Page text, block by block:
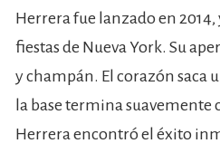
Herrera fue lanzado en
fiestas de Nueva York. Su
y champán. El corazón saca
la base termina
Herrera encontró el éxito